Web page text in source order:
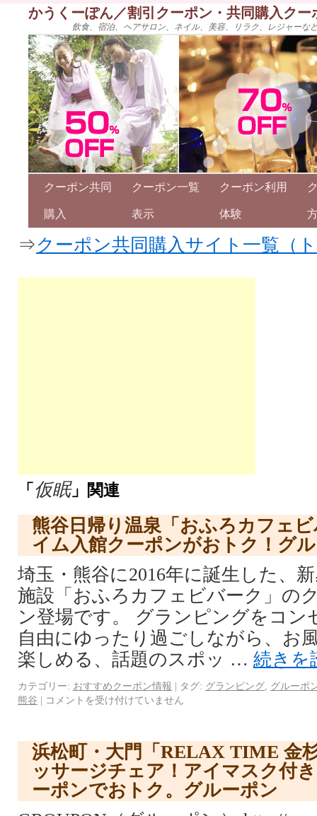
かうくーぽん／割引クーポン・共同購入ク
飲食、宿泊、ヘアサロン、ネイル、美容、リラク、レジャー
クーポン共同
購入
クーポン一覧
表示
クーポン利用
体験
⇒クーポン共同購入サイト一覧（
「 仮眠」関連
熊谷日帰り温泉「おふろカフェ
イム入館クーポンがおトク！グ
埼玉・熊谷に2016年に誕生した、
施設「おふろカフェビバーク」の
ン登場です。 グランピングをコン
自由にゆったり過ごしながら、お
楽しめる、話題のスポッ … 続き
カテゴリー: おすすめクーポン情報 | タグ: グランピング グルーポ
熊谷 | コメントを受け付けていません
浜松町・大門「RELAX TIME 金
ッサージチェア！アイマスク付
ーポンでおトク。グルーポン